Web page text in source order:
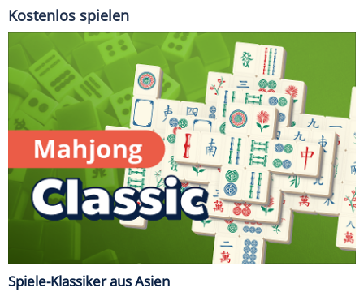
Kostenlos spielen
Spiele-Klassiker aus Asien